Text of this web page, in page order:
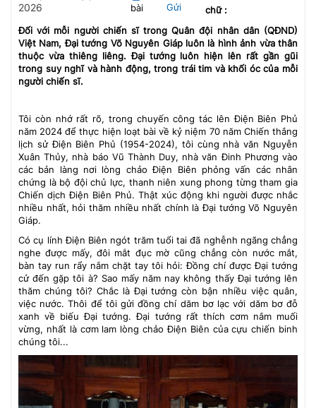
2026
bài
Gửi
chữ :
Đối với mỗi người chiến sĩ trong Quân đội nhân dân (QĐND)
Việt Nam, Đại tướng Võ Nguyên Giáp luôn là hình ảnh vừa thân
thuộc vừa thiêng liêng. Đại tướng luôn hiện lên rất gần gũi
trong suy nghĩ và hành động, trong trái tim và khối óc của mỗi
người chiến sĩ.
Tôi còn nhớ rất rõ, trong chuyến công tác lên Điện Biên Phủ
năm 2024 để thực hiện loạt bài về kỷ niệm 70 năm Chiến thắng
lịch sử Điện Biên Phủ (1954-2024), tôi cùng nhà văn Nguyễn
Xuân Thủy, nhà báo Vũ Thành Duy, nhà văn Đinh Phương vào
các bản làng nơi lòng chảo Điện Biên phỏng vấn các nhân
chứng là bộ đội chủ lực, thanh niên xung phong từng tham gia
Chiến dịch Điện Biên Phủ. Thật xúc động khi người được nhắc
nhiều nhất, hỏi thăm nhiều nhất chính là Đại tướng Võ Nguyên
Giáp.
Có cụ lính Điện Biên ngót trăm tuổi tai đã nghễnh ngãng chẳng
nghe được mấy, đôi mắt đục mờ cũng chẳng còn nước mắt,
bàn tay run rẩy nắm chặt tay tôi hỏi: Đồng chí được Đại tướng
cử đến gặp tôi à? Sao mấy năm nay không thấy Đại tướng lên
thăm chúng tôi? Chắc là Đại tướng còn bận nhiều việc quân,
việc nước. Thôi để tôi gửi đồng chí dăm bơ lạc với dăm bơ đỗ
xanh về biếu Đại tướng. Đại tướng rất thích cơm nắm muối
vừng, nhất là cơm lam lòng chảo Điện Biên của cựu chiến binh
chúng tôi...